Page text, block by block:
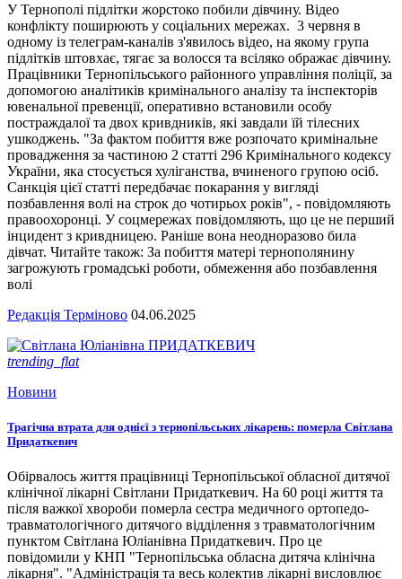
У Тернополі підлітки жорстоко побили дівчину. Відео
конфлікту поширюють у соціальних мережах. 3 червня в
одному із телеграм-каналів з'явилось відео, на якому група
підлітків штовхає, тягає за волосся та всіляко ображає дівчину.
Працівники Тернопільського районного управління поліції, за
допомогою аналітиків кримінального аналізу та інспекторів
ювенальної превенції, оперативно встановили особу
постраждалої та двох кривдників, які завдали їй тілесних
ушкоджень. "За фактом побиття вже розпочато кримінальне
провадження за частиною 2 статті 296 Кримінального кодексу
України, яка стосується хуліганства, вчиненого групою осіб.
Санкція цієї статті передбачає покарання у вигляді
позбавлення волі на строк до чотирьох років", - повідомляють
правоохоронці. У соцмережах повідомляють, що це не перший
інцидент з кривдницею. Раніше вона неодноразово била
дівчат. Читайте також: За побиття матері тернополянину
загрожують громадські роботи, обмеження або позбавлення
волі
Редакція Терміново 04.06.2025
trending_flat
Новини
Трагічна втрата для однієї з тернопільських лікарень: померла Світлана
Придаткевич
Обірвалось життя працівниці Тернопільської обласної дитячої
клінічної лікарні Світлани Придаткевич. На 60 році життя та
після важкої хвороби померла сестра медичного ортопедо-
травматологічного дитячого відділення з травматологічним
пунктом Світлана Юліанівна Придаткевич. Про це
повідомили у КНП "Тернопільська обласна дитяча клінічна
лікарня". "Адміністрація та весь колектив лікарні висловлює